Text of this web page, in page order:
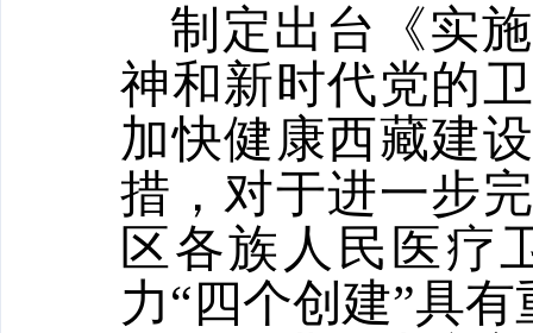
制定出台《实
神和新时代党的
加快健康西藏建
措，对于进一步
区各族人民医疗
力“四个创建”具